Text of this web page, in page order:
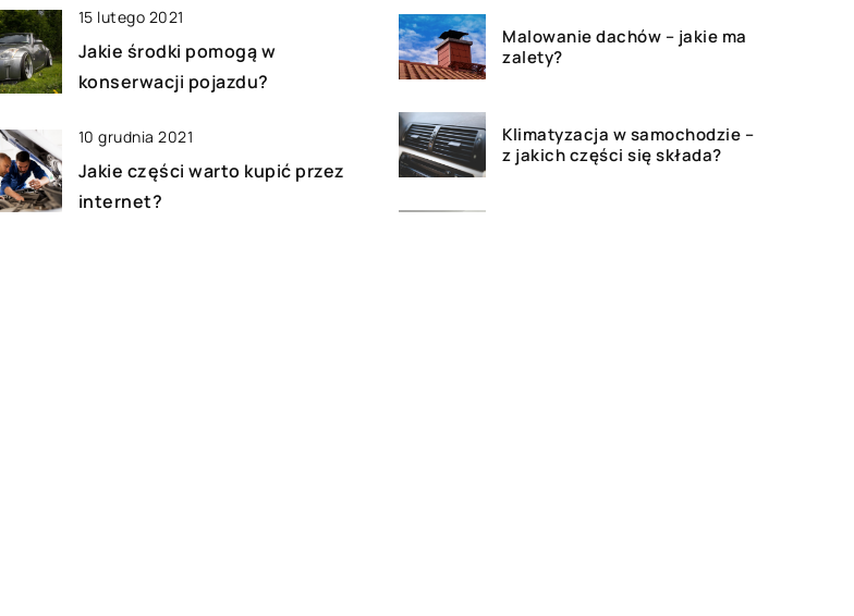
15 lutego 2021
Jakie środki pomogą w
konserwacji pojazdu?
10 grudnia 2021
Jakie części warto kupić przez
internet?
Malowanie dachów – jakie ma
zalety?
Klimatyzacja w samochodzie –
z jakich części się składa?